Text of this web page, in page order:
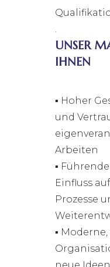
.
UNSER
IHNEN
▪ Hoher
und
Arbeiten
▪
Einfluss
Prozesse
▪